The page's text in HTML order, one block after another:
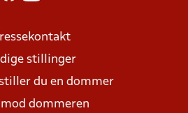
stillinger
du en dommer
dommeren